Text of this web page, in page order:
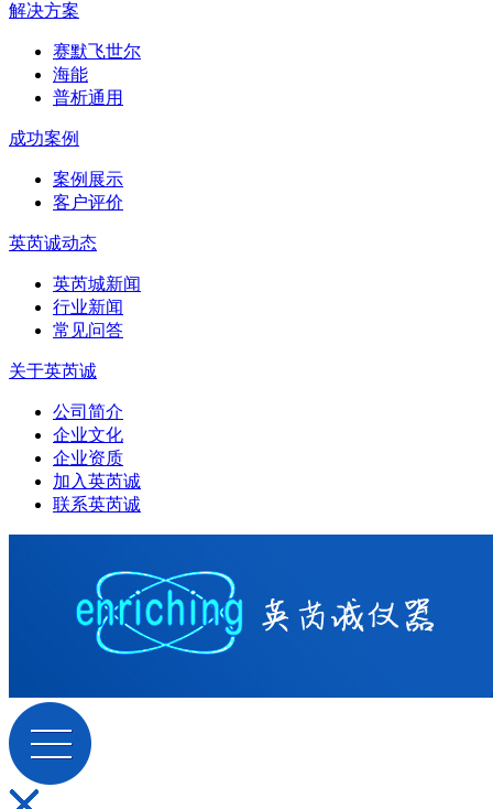
解决方案
赛默飞世尔
海能
普析通用
成功案例
案例展示
客户评价
英芮诚动态
英芮城新闻
行业新闻
常见问答
关于英芮诚
公司简介
企业文化
企业资质
加入英芮诚
联系英芮诚